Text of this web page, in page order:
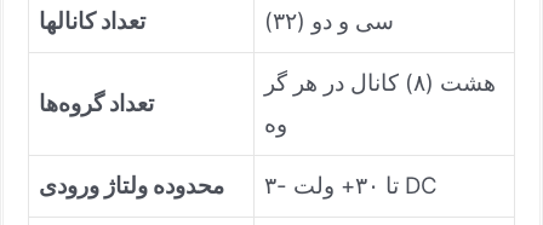
تعداد کانالها سی و دو (۳۲)
تعداد گروه‌ها
هشت (۸) کانال در هر گر
وه
محدوده ولتاژ ورودی ۳- تا ۳۰+ ولت DC